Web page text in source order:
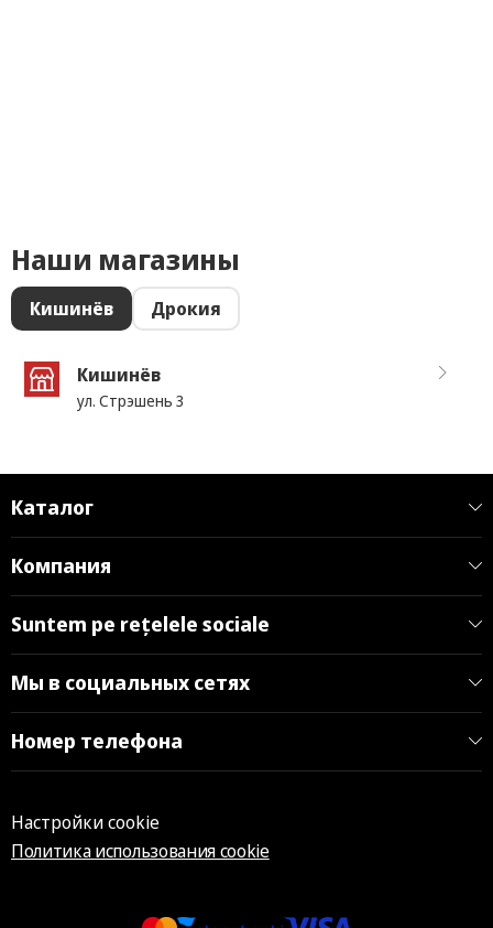
Наши магазины
Кишинёв Дрокия
Кишинёв
ул. Стрэшень 3
Каталог
Компания
Suntem pe rețelele sociale
Мы в социальных сетях
Номер телефона
Настройки cookie
Политика использования cookie